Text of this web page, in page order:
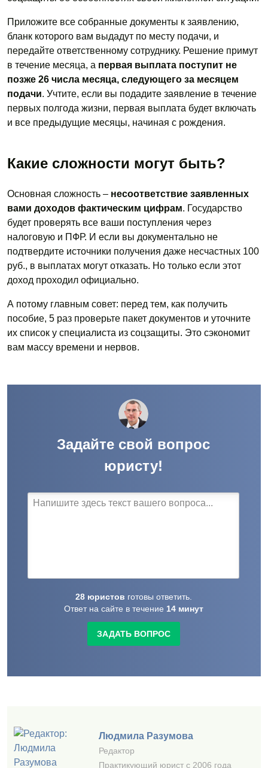
Приложите все собранные документы к заявлению,
бланк которого вам выдадут по месту подачи, и
передайте ответственному сотруднику. Решение примут
в течение месяца, а первая выплата поступит не
позже 26 числа месяца, следующего за месяцем
подачи. Учтите, если вы подадите заявление в течение
первых полгода жизни, первая выплата будет включать
и все предыдущие месяцы, начиная с рождения.
Какие сложности могут быть?
Основная сложность – несоответствие заявленных
вами доходов фактическим цифрам. Государство
будет проверять все ваши поступления через
налоговую и ПФР. И если вы документально не
подтвердите источники получения даже несчастных 100
руб., в выплатах могут отказать. Но только если этот
доход проходил официально.
А потому главным совет: перед тем, как получить
пособие, 5 раз проверьте пакет документов и уточните
их список у специалиста из соцзащиты. Это сэкономит
вам массу времени и нервов.
Задайте свой вопрос
юристу!
28 юристов готовы ответить.
Ответ на сайте в течение 14 минут
ЗАДАТЬ ВОПРОС
Людмила Разумова
Редактор
Практикующий юрист с 2006 года